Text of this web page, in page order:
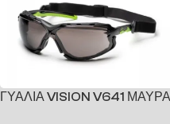
ΓΥΑΛΙΑ VISION V641 ΜΑΥΡΑ